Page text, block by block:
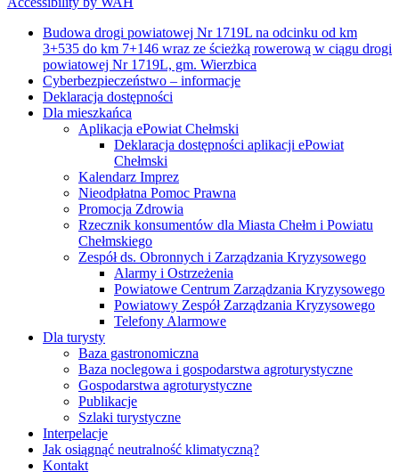
Chełmski
Kalendarz Imprez
Nieodpłatna Pomoc Prawna
Promocja Zdrowia
Rzecznik konsumentów dla Miasta Chełm i Powiatu
Chełmskiego
Zespół ds. Obronnych i Zarządzania Kryzysowego
Alarmy i Ostrzeżenia
Powiatowe Centrum Zarządzania Kryzysowego
Powiatowy Zespół Zarządzania Kryzysowego
Telefony Alarmowe
Dla turysty
Baza gastronomiczna
Baza noclegowa i gospodarstwa agroturystyczne
Gospodarstwa agroturystyczne
Publikacje
Szlaki turystyczne
Interpelacje
Jak osiągnąć neutralność klimatyczną?
Mapa strony
Polityka cookies
POWIAT
Jednostki Organizacyjne
O Powiecie
Charakterystyka Powiatu
Gminy Powiatu
Historia
Przyroda